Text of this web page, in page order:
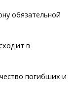
обязательной
в
погибших и